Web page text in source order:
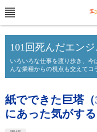
101回死んだエン
いろいろな仕事を渡り歩き、
んな業種からの視点も交えてコ
紙でできた巨塔
にあった気がする